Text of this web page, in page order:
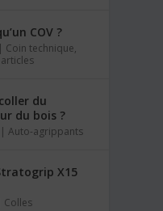
COV ?
| Coin technique,
du
du bois ?
|Auto-agrippants
X15
Colles